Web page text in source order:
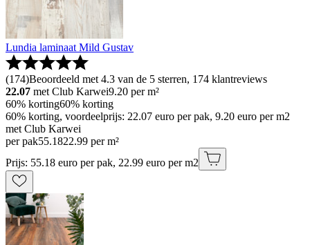
Lundia laminaat Mild Gustav
(174)Beoordeeld met 4.3 van de 5 sterren, 174 klantreviews
22.07 met Club Karwei9.20 per m²
60% korting60% korting
60% korting, voordeelprijs: 22.07 euro per pak, 9.20 euro per m2
met Club Karwei
per pak55.1822.99 per m²
Prijs: 55.18 euro per pak, 22.99 euro per m2